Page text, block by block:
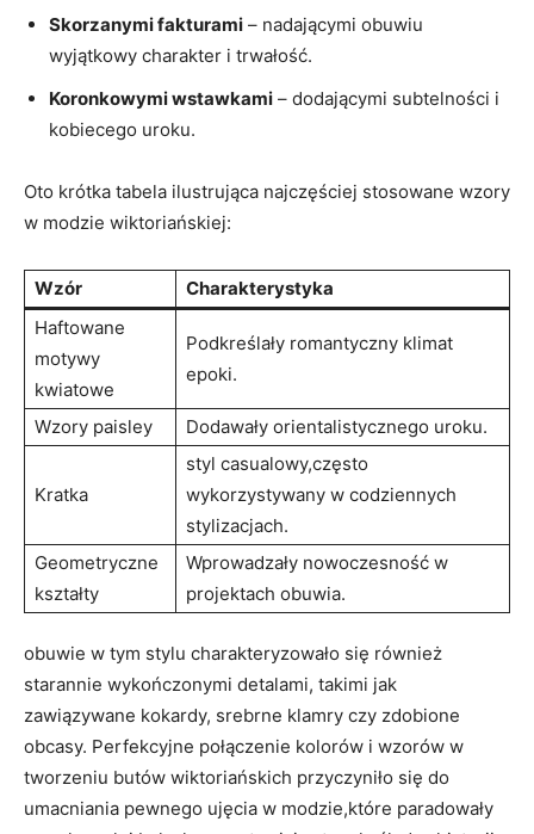
Skorzanymi fakturami – nadającymi obuwiu
wyjątkowy charakter i trwałość.
Koronkowymi wstawkami – dodającymi subtelności i
kobiecego uroku.
Oto krótka tabela ilustrująca najczęściej stosowane wzory
w modzie wiktoriańskiej:
Wzór
Charakterystyka
Haftowane
motywy
kwiatowe
Podkreślały romantyczny klimat
epoki.
Wzory paisley Dodawały orientalistycznego uroku.
Kratka
styl casualowy,często
wykorzystywany w codziennych
stylizacjach.
Geometryczne
kształty
Wprowadzały nowoczesność w
projektach obuwia.
obuwie w tym stylu charakteryzowało się również
starannie wykończonymi detalami, takimi jak
zawiązywane kokardy, srebrne klamry czy zdobione
obcasy. Perfekcyjne połączenie kolorów i wzorów w
tworzeniu butów wiktoriańskich przyczyniło się do
umacniania pewnego ujęcia w modzie,które paradowały